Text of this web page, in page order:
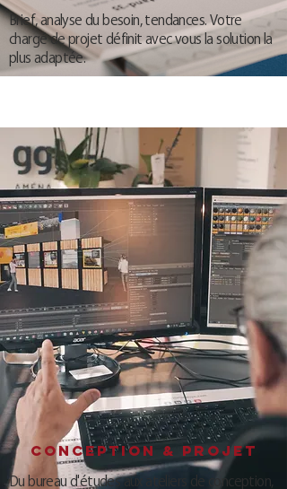
Brief, analyse du besoin, tendances. Votre
chargé de projet définit avec vous la solution la
plus adaptée.
CONCEPTION & projet
​Du bureau d'études aux ateliers de conception,